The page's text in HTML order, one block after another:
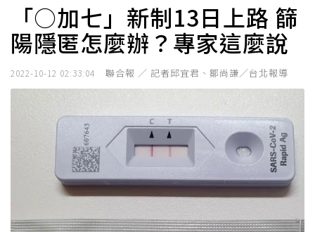
「○加七」新制13日上路 篩
陽隱匿怎麼辦？專家這麼說
2022-10-12 02:33:04 聯合報 ／ 記者邱宜君、鄒尚謙／台北報導